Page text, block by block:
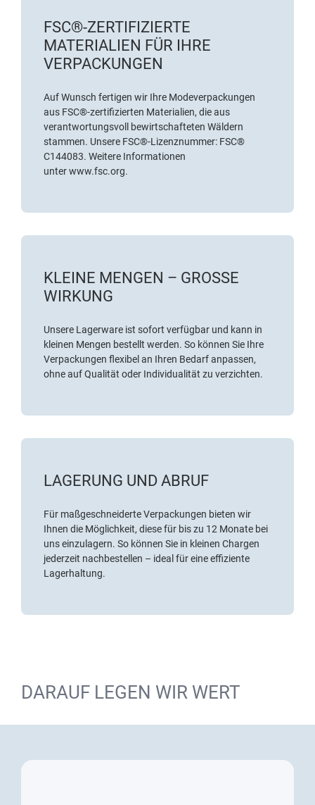
FSC®-ZERTIFIZIERTE
MATERIALIEN FÜR IHRE
VERPACKUNGEN
Auf Wunsch fertigen wir Ihre Modeverpackungen
aus FSC®-zertifizierten Materialien, die aus
verantwortungsvoll bewirtschafteten Wäldern
stammen. Unsere FSC®-Lizenznummer: FSC®
C144083. Weitere Informationen
unterwww.fsc.org.
KLEINE MENGEN – GROSSE W
IRKUNG
Unsere Lagerware ist sofort verfügbar und kann in
kleinen Mengen bestellt werden. So können Sie Ihre
Verpackungen flexibel an Ihren Bedarf anpassen,
ohne auf Qualität oder Individualität zu verzichten.
LAGERUNG UND ABRUF
Für maßgeschneiderte Verpackungen bieten wir
Ihnen die Möglichkeit, diese für bis zu 12 Monate bei
uns einzulagern. So können Sie in kleinen Chargen
jederzeit nachbestellen – ideal für eine effiziente
Lagerhaltung.
DARAUF LEGEN WIR WERT